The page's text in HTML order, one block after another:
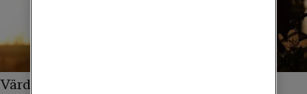
Värdeskapande samarbete